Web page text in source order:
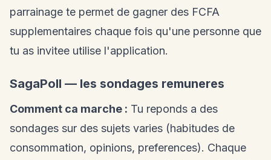
parrainage te permet de gagner des FCFA
supplementaires chaque fois qu'une personne que
tu as invitee utilise l'application.
SagaPoll — les sondages remuneres
Comment ca marche : Tu reponds a des
sondages sur des sujets varies (habitudes de
consommation, opinions, preferences). Chaque